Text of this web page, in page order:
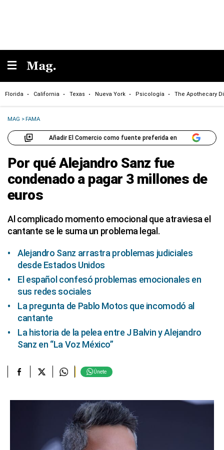
Florida California Texas Nueva York Psicología The Apothecary
MAG >FAMA
Añadir El Comercio como fuente preferida en
Por qué Alejandro Sanz fue
condenado a pagar 3 millones de
euros
Al complicado momento emocional que atraviesa el
cantante se le suma un problema legal.
Alejandro Sanz arrastra problemas judiciales
desde Estados Unidos
El español confesó problemas emocionales en
sus redes sociales
La pregunta de Pablo Motos que incomodó al
cantante
La historia de la pelea entre J Balvin y Alejandro
Sanz en “La Voz México”
Únete